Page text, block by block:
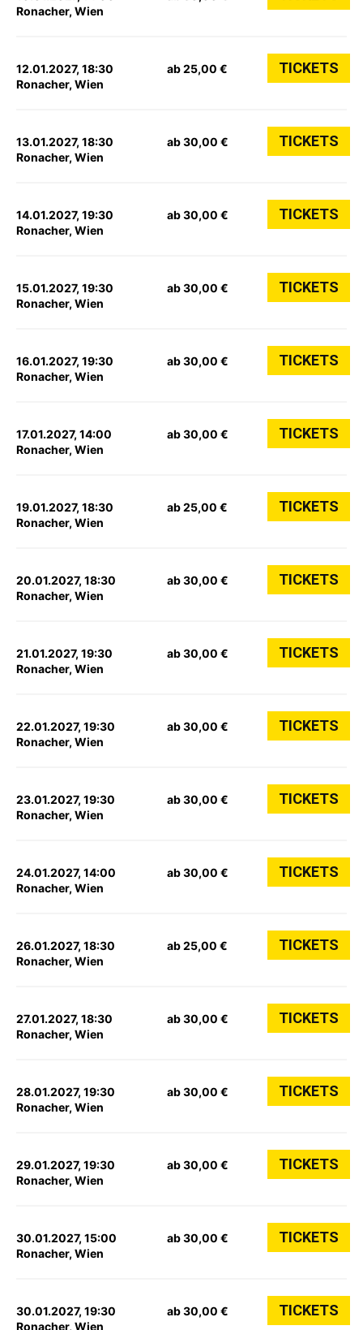
Ronacher, Wien
12.01.2027, 18:30
Ronacher, Wien
ab 25,00 € TICKETS
13.01.2027, 18:30
Ronacher, Wien
ab 30,00 € TICKETS
14.01.2027, 19:30
Ronacher, Wien
ab 30,00 € TICKETS
15.01.2027, 19:30
Ronacher, Wien
ab 30,00 € TICKETS
16.01.2027, 19:30
Ronacher, Wien
ab 30,00 € TICKETS
17.01.2027, 14:00
Ronacher, Wien
ab 30,00 € TICKETS
19.01.2027, 18:30
Ronacher, Wien
ab 25,00 € TICKETS
20.01.2027, 18:30
Ronacher, Wien
ab 30,00 € TICKETS
21.01.2027, 19:30
Ronacher, Wien
ab 30,00 € TICKETS
22.01.2027, 19:30
Ronacher, Wien
ab 30,00 € TICKETS
23.01.2027, 19:30
Ronacher, Wien
ab 30,00 € TICKETS
24.01.2027, 14:00
Ronacher, Wien
ab 30,00 € TICKETS
26.01.2027, 18:30
Ronacher, Wien
ab 25,00 € TICKETS
27.01.2027, 18:30
Ronacher, Wien
ab 30,00 € TICKETS
28.01.2027, 19:30
Ronacher, Wien
ab 30,00 € TICKETS
29.01.2027, 19:30
Ronacher, Wien
ab 30,00 € TICKETS
30.01.2027, 15:00
Ronacher, Wien
ab 30,00 € TICKETS
30.01.2027, 19:30
Ronacher, Wien
ab 30,00 € TICKETS